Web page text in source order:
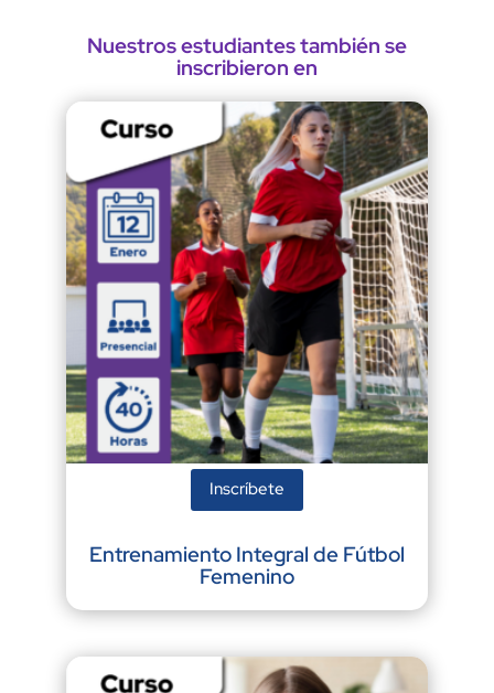
Nuestros estudiantes también se
inscribieron en
Inscríbete
Entrenamiento Integral de Fútbol
Femenino